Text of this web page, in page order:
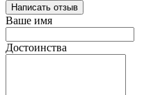
Написать отзыв
Ваше имя
Достоинства